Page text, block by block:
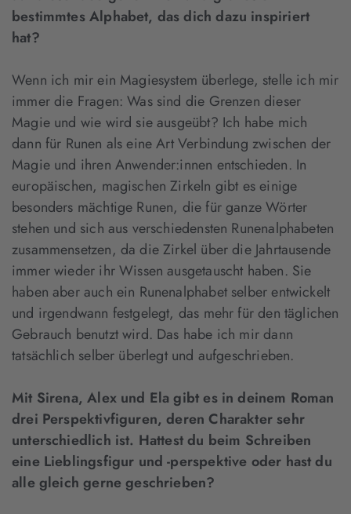
bestimmtes Alphabet, das dich dazu inspiriert
hat?
Wenn ich mir ein Magiesystem überlege, stelle ich mir
immer die Fragen: Was sind die Grenzen dieser
Magie und wie wird sie ausgeübt? Ich habe mich
dann für Runen als eine Art Verbindung zwischen der
Magie und ihren Anwender:innen entschieden. In
europäischen, magischen Zirkeln gibt es einige
besonders mächtige Runen, die für ganze Wörter
stehen und sich aus verschiedensten Runenalphabeten
zusammensetzen, da die Zirkel über die Jahrtausende
immer wieder ihr Wissen ausgetauscht haben. Sie
haben aber auch ein Runenalphabet selber entwickelt
und irgendwann festgelegt, das mehr für den täglichen
Gebrauch benutzt wird. Das habe ich mir dann
tatsächlich selber überlegt und aufgeschrieben.
Mit Sirena, Alex und Ela gibt es in deinem Roman
drei Perspektivfiguren, deren Charakter sehr
unterschiedlich ist. Hattest du beim Schreiben
eine Lieblingsfigur und -perspektive oder hast du
alle gleich gerne geschrieben?